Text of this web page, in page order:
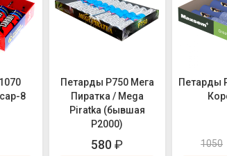
8
Петарды P750 Мега
Пиратка / Mega
Piratka (бывшая
P2000)
580₽
Петарды
1050